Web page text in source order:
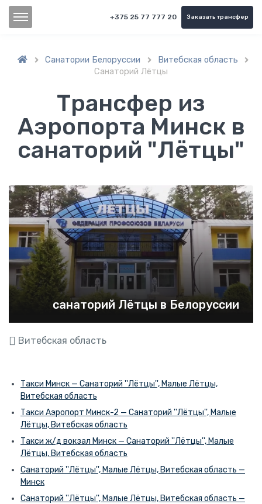
+375 25 77 777 20 Заказать трансфер
 Санатории Белоруссии  Витебская область 
Санаторий Лётцы
Трансфер из
Аэропорта Минск в
cанаторий "Лётцы"
санаторий Лётцы в Белоруссии
Витебская область
Такси Минск — Санаторий ''Лётцы'', Малые Лётцы,
Витебская область
Такси Аэропорт Минск-2 — Санаторий ''Лётцы'', Малые
Лётцы, Витебская область
Такси ж/д вокзал Минск — Санаторий ''Лётцы'', Малые
Лётцы, Витебская область
Санаторий ''Лётцы'', Малые Лётцы, Витебская область —
Минск
Санаторий ''Лётцы'', Малые Лётцы, Витебская область —